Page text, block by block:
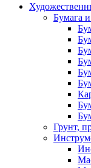
Бумага
Грунт,